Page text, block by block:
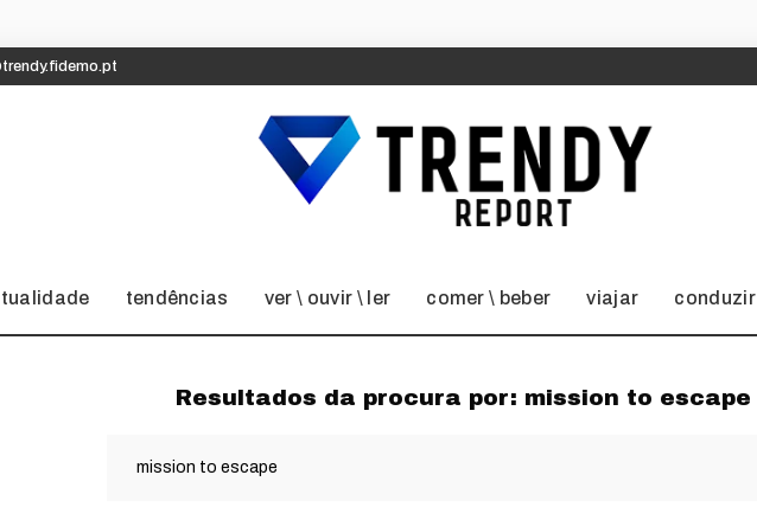
tendências ver \ ouvir \ ler comer \ beber viajar conduzir
Resultados da procura por: mission to escape